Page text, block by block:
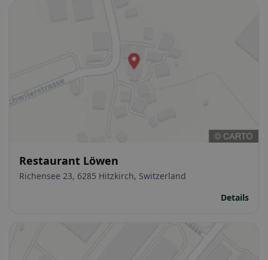
Restaurant Löwen
Richensee 23, 6285 Hitzkirch, Switzerland
Details